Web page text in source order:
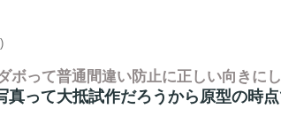
ボって普通間違い防止に正しい向きに
真って大抵試作だろうから原型の時